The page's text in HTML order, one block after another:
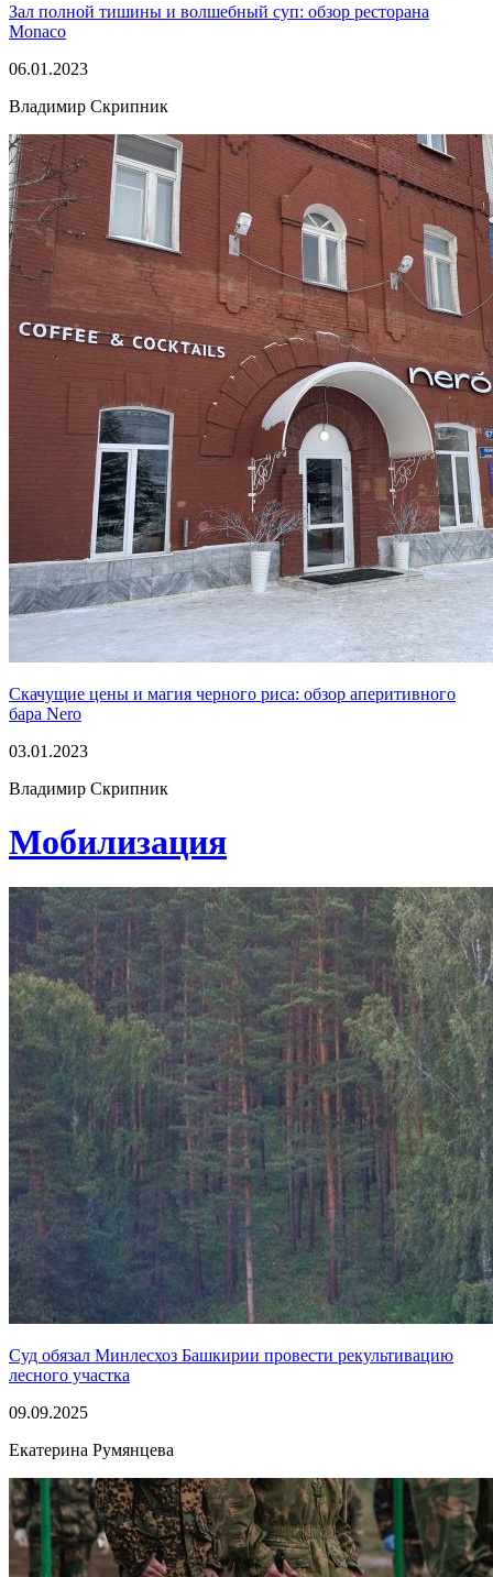
Зал полной тишины и волшебный суп: обзор ресторана
Monaco
06.01.2023
Владимир Скрипник
Скачущие цены и магия черного риса: обзор аперитивного
бара Nero
03.01.2023
Владимир Скрипник
Мобилизация
Суд обязал Минлесхоз Башкирии провести рекультивацию
лесного участка
09.09.2025
Екатерина Румянцева